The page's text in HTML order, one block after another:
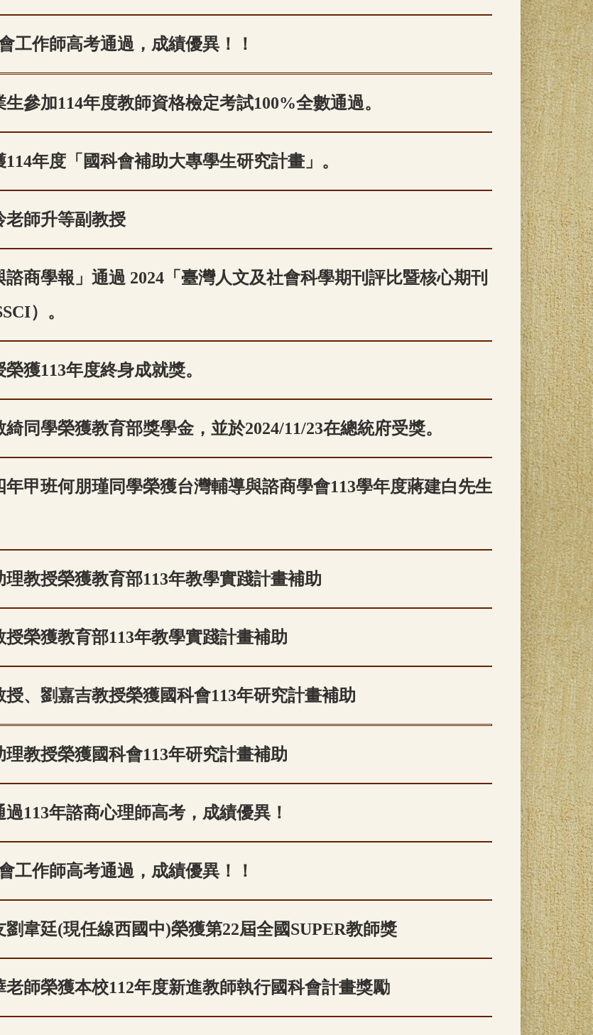
工作師高考通過，成績優異！！
參加114年度教師資格檢定考試100%全數通過。
年度「國科會補助大專學生研究計畫」。
老師升等副教授
商學報」通過 2024「臺灣人文及社會科學期刊評比暨核心期刊
）。
獲113年度終身成就獎。
同學榮獲教育部獎學金，並於2024/11/23在總統府受獎。
年甲班何朋瑾同學榮獲台灣輔導與諮商學會113學年度蔣建白先生
理教授榮獲教育部113年教學實踐計畫補助
榮獲教育部113年教學實踐計畫補助
授、劉嘉吉教授榮獲國科會113年研究計畫補助
教授榮獲國科會113年研究計畫補助
113年諮商心理師高考，成績優異！
工作師高考通過，成績優異！！
劉韋廷(現任線西國中)榮獲第22屆全國SUPER教師獎
老師榮獲本校112年度新進教師執行國科會計畫獎勵